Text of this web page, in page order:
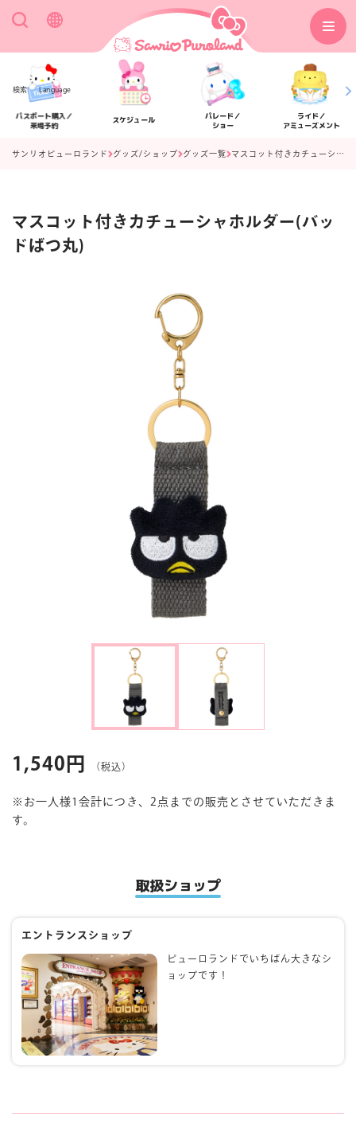
検索 Language
パスポート購入／
来場予約
スケジュール
パレード／
ショー
ライド／
アミューズメント
アクセス フロアマップ
サンリオピューロランド グッズ/ショップ グッズ一覧 マスコット付きカチューシャホルダー(バッドばつ丸)
マスコット付きカチューシャホルダー(バッ
ドばつ丸)
1,540円 （税込）
※お一人様1会計につき、2点までの販売とさせていただきま
す。
取扱ショップ
エントランスショップ
ピューロランドでいちばん大きなシ
ョップです！